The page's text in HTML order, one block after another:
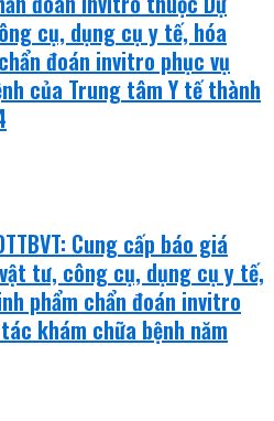
cụ, dụng cụ y tế, hóa
đoán invitro phục vụ
của Trung tâm Y tế thành
Cung cấp báo giá
tư, công cụ, dụng cụ y tế,
phẩm chẩn đoán invitro
khám chữa bệnh năm